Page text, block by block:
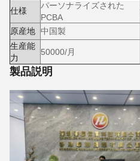
仕様
パーソナライズされた
PCBA
原産地 中国製
生産能
力
50000/月
製品説明